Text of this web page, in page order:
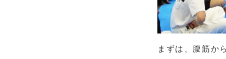
まずは、腹筋か